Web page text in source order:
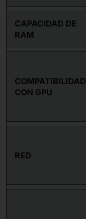
CAPACIDAD DE
RAM
COMPATIBILIDAD
CON GPU
RED